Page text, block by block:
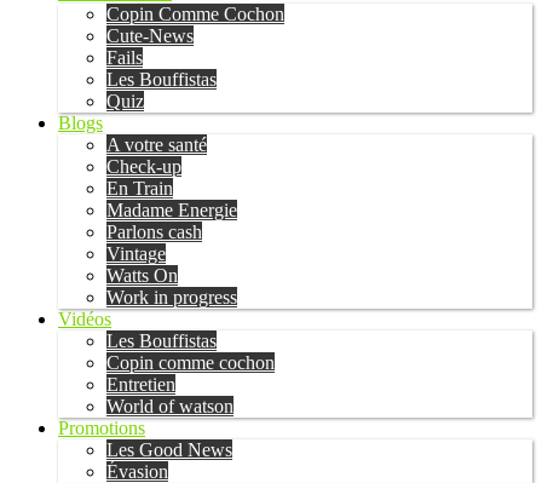
Copin Comme Cochon
Cute-News
Fails
Les Bouffistas
Quiz
Blogs
A votre santé
Check-up
En Train
Madame Energie
Parlons cash
Vintage
Watts On
Work in progress
Vidéos
Les Bouffistas
Copin comme cochon
Entretien
World of watson
Promotions
Les Good News
Évasion